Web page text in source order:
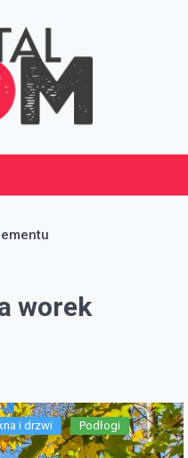
worek
i drzwi Podłogi